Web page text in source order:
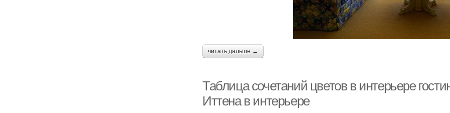
читать дальше →
Таблица сочетаний цветов в интерьере
Иттена в интерьере